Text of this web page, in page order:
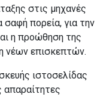
στις μηχανές
πορεία, για την
η προώθηση της
νέων επισκεπτών.
ιστοσελίδας
απαραίτητες